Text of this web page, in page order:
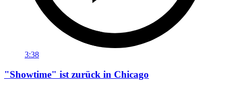
3:38
"Showtime" ist zurück in Chicago